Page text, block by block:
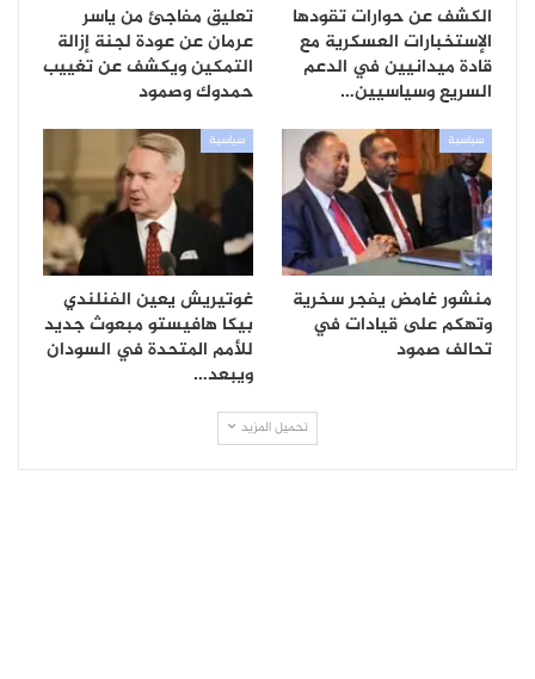
الكشف عن حوارات تقودها
الإستخبارات العسكرية مع
قادة ميدانيين في الدعم
السريع وسياسيين…
تعليق مفاجئ من ياسر
عرمان عن عودة لجنة إزالة
التمكين ويكشف عن تغييب
حمدوك وصمود
سياسية
منشور غامض يفجر سخرية
وتهكم على قيادات في
تحالف صمود
سياسية
غوتيريش يعين الفنلندي
بيكا هافيستو مبعوث جديد
للأمم المتحدة في السودان
ويبعد…
تحميل المزيد